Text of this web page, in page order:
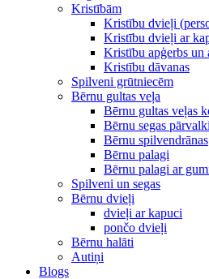
Kristībām
Kristību dvieļi
Kristību dvieļi ar
Kristību apģerbs un
Kristību dāvanas
Spilveni grūtniecēm
Bērnu gultas veļa
Bērnu gultas veļas
Bērnu segas pārvalki
Bērnu spilvendrānas
Bērnu palagi
Bērnu palagi ar
Spilveni un segas
Bērnu dvieļi
dvieļi ar kapuci
pončo dvieļi
Bērnu halāti
Autiņi
Blogs